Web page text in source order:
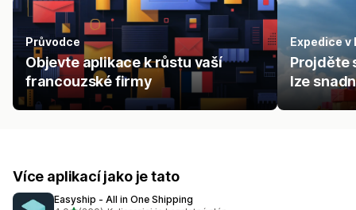
Průvodce
Objevte aplikace k růstu vaší
francouzské firmy
Expedice v
Projděte
lze
Více aplikací jako je tato
Easyship ‑ All in One Shipping